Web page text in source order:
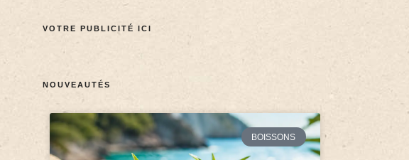
VOTRE PUBLICITÉ ICI
NOUVEAUTÉS
BOISSONS